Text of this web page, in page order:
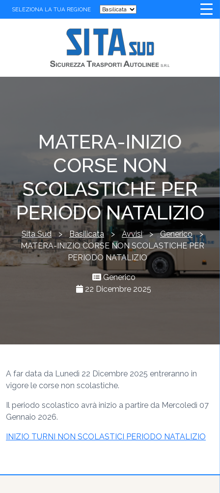
SELEZIONA LA TUA REGIONE
MATERA-INIZIO
CORSE NON
SCOLASTICHE PER
PERIODO NATALIZIO
Sita Sud > Basilicata > Avvisi > Generico >
MATERA-INIZIO CORSE NON SCOLASTICHE PER
PERIODO NATALIZIO
Generico
22 Dicembre 2025
A far data da Lunedì 22 Dicembre 2025 entreranno in
vigore le corse non scolastiche.
Il periodo scolastico avrà inizio a partire da Mercoledì 07
Gennaio 2026.
INIZIO TURNI NON SCOLASTICI PERIODO NATALIZIO